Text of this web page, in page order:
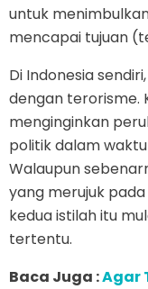
untuk
mencapai tujuan
Di Indonesia
dengan terorisme.
menginginkan
politik dalam
Walaupun
yang merujuk
kedua istilah itu
tertentu.
Baca Juga :Agar